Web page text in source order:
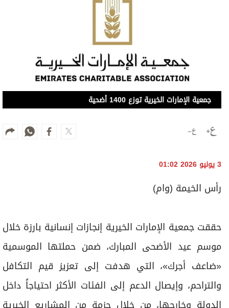
جمعية الإمارات الخيرية توزع 1400 أضحية
3 يونيو 2026 01:02
رأس الخيمة (وام)
حققت جمعية الإمارات الخيرية إنجازات إنسانية بارزة خلال
موسم عيد الأضحى المبارك، ضمن حملتها الموسمية
«ضاعف أجرك»، التي هدفت إلى تعزيز قيم التكافل
والتراحم، وإيصال الدعم إلى الفئات الأكثر احتياجاً داخل